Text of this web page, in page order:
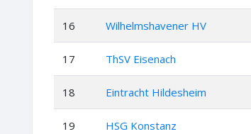
16 Wilhelmshavener HV
17 ThSV Eisenach
18 Eintracht Hildesheim
19 HSG Konstanz